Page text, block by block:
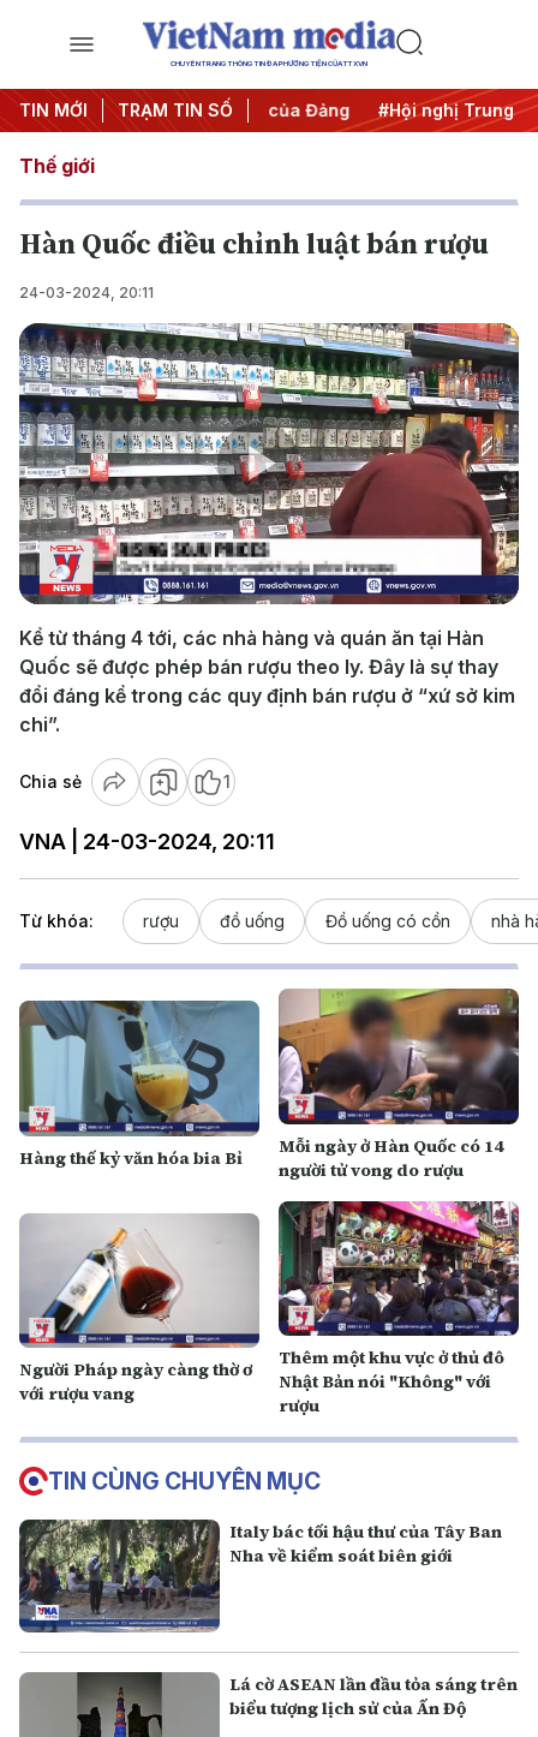
CHUYÊN TRANG THÔNG TIN ĐA PHƯƠNG TIỆN CỦA TTXVN
TIN MỚI TRẠM TIN SỐ
#Bảo vệ nền tảng tư tưởng của Đảng #Hội nghị Trung ương
Thế giới
Hàn Quốc điều chỉnh luật bán rượu
24-03-2024, 20:11
Play
Video
Kể từ tháng 4 tới, các nhà hàng và quán ăn tại Hàn
Quốc sẽ được phép bán rượu theo ly. Đây là sự thay
đổi đáng kể trong các quy định bán rượu ở “xứ sở kim
chi”.
Chia sẻ 1
VNA | 24-03-2024, 20:11
Từ khóa: rượu đồ uống Đồ uống có cồn nhà
Hàng thế kỷ văn hóa bia Bỉ
Mỗi ngày ở Hàn Quốc có 14
người tử vong do rượu
Người Pháp ngày càng thờ ơ
với rượu vang
Thêm một khu vực ở thủ đô
Nhật Bản nói "Không" với
rượu
TIN CÙNG CHUYÊN MỤC
Italy bác tối hậu thư của Tây Ban
Nha về kiểm soát biên giới
Lá cờ ASEAN lần đầu tỏa sáng trên
biểu tượng lịch sử của Ấn Độ